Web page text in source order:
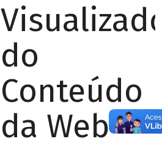
Visualizador
do
Conteúdo
da Web